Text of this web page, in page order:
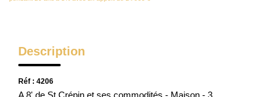
LOUER / GÉRER
Description
Réf : 4206
A 8' de St Crépin et ses commodités - Maison - 3